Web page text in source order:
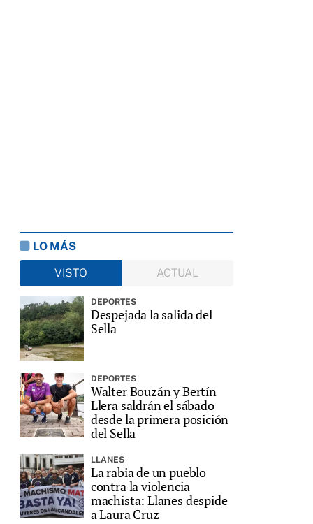
LO MÁS
VISTO
ACTUAL
DEPORTES
Despejada la salida del
Sella
DEPORTES
Walter Bouzán y Bertín
Llera saldrán el sábado
desde la primera posición
del Sella
LLANES
La rabia de un pueblo
contra la violencia
machista: Llanes despide
a Laura Cruz